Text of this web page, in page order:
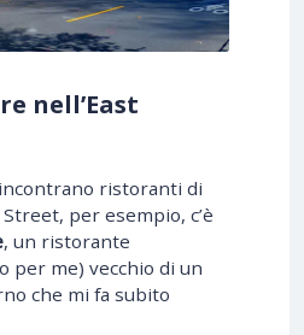
nell’East
incontrano ristoranti di
per esempio, c’è
, un ristorante
per me) vecchio di un
che mi fa subito